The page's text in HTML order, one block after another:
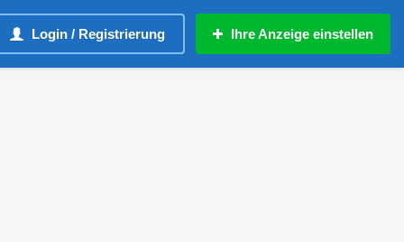
Login / Registrierung Ihre Anzeige einstellen